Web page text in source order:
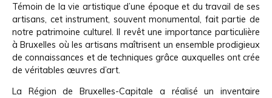
Témoin de la vie artistique d’une époque et du travail de ses
artisans, cet instrument, souvent monumental, fait partie de
notre patrimoine culturel. Il revêt une importance particulière
à Bruxelles où les artisans maîtrisent un ensemble prodigieux
de connaissances et de techniques grâce auxquelles ont crée
de véritables œuvres d’art.
La Région de Bruxelles-Capitale a réalisé un inventaire